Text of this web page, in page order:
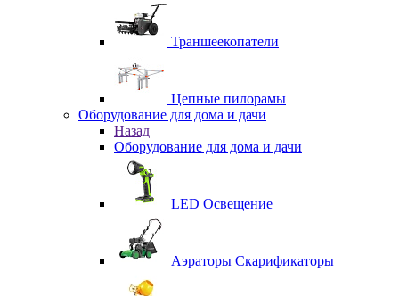
Траншеекопатели
Цепные пилорамы
Оборудование для дома и дачи
Назад
Оборудование для дома и дачи
LED Освещение
Аэраторы Скарификаторы